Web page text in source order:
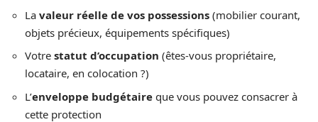
La valeur réelle de vos possessions (mobilier courant,
objets précieux, équipements spécifiques)
Votre statut d’occupation (êtes-vous propriétaire,
locataire, en colocation ?)
L’enveloppe budgétaire que vous pouvez consacrer à
cette protection